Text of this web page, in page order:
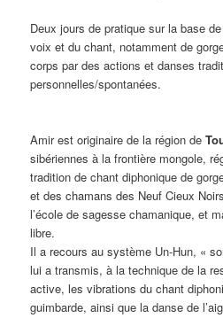
Deux jours de pratique sur la base
voix et du chant, notamment de
corps par des actions et danses
personnelles/spontanées.
Amir est originaire de la région de
sibériennes à la frontière mongole,
tradition de chant diphonique de
et des chamans des Neuf Cieux
l’école de sagesse chamanique, et
libre.
Il a recours au système Un-Hun, «
lui a transmis, à la technique de la
active, les vibrations du chant
guimbarde, ainsi que la danse de